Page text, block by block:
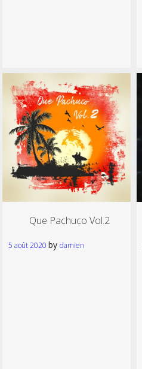
Que Pachuco Vol.2
5 août 2020 bydamien